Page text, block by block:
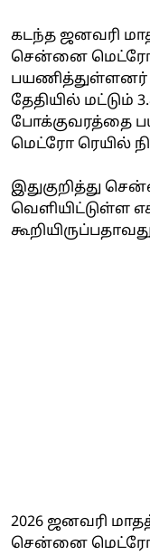
கடந்த ஜனவரி
சென்னை மெட்ரோ
பயணித்துள்ளனர்
தேதியில் மட்டும்
போக்குவரத்தை
மெட்ரோ ரெயில்
இதுகுறித்து
வெளியிட்டுள்ள
2026 ஜனவரி
சென்னை மெட்ரோ